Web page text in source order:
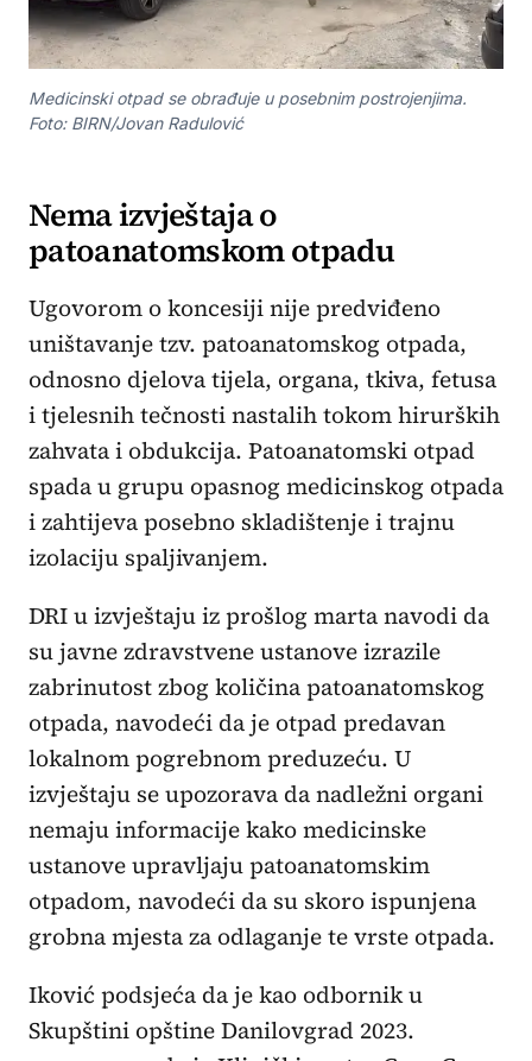
Medicinski otpad se obrađuje u posebnim postrojenjima.
Foto: BIRN/Jovan Radulović
Nema izvještaja o
patoanatomskom otpadu
Ugovorom o koncesiji nije predviđeno
uništavanje tzv. patoanatomskog otpada,
odnosno djelova tijela, organa, tkiva, fetusa
i tjelesnih tečnosti nastalih tokom hirurških
zahvata i obdukcija. Patoanatomski otpad
spada u grupu opasnog medicinskog otpada
i zahtijeva posebno skladištenje i trajnu
izolaciju spaljivanjem.
DRI u izvještaju iz prošlog marta navodi da
su javne zdravstvene ustanove izrazile
zabrinutost zbog količina patoanatomskog
otpada, navodeći da je otpad predavan
lokalnom pogrebnom preduzeću. U
izvještaju se upozorava da nadležni organi
nemaju informacije kako medicinske
ustanove upravljaju patoanatomskim
otpadom, navodeći da su skoro ispunjena
grobna mjesta za odlaganje te vrste otpada.
Iković podsjeća da je kao odbornik u
Skupštini opštine Danilovgrad 2023.